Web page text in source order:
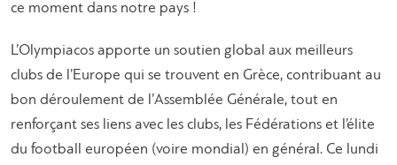
ce moment dans notre pays !
L’Olympiacos apporte un soutien global aux meilleurs
clubs de l’Europe qui se trouvent en Grèce, contribuant au
bon déroulement de l’Assemblée Générale, tout en
renforçant ses liens avec les clubs, les Fédérations et l’élite
du football européen (voire mondial) en général. Ce lundi